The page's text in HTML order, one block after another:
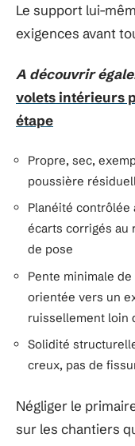
Le support lui-
exigences avant
A découvrir
volets intérieurs
étape
Propre, sec,
poussière
Planéité contrôlée
écarts corrigés au
de pose
Pente minimale
orientée vers un
ruissellement loin
Solidité
creux, pas de
Négliger le
sur les chantiers